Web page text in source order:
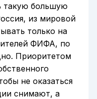
такую большую
из мировой
только на
ФИФА, по
Приоритетом
не оказаться
снимают, а